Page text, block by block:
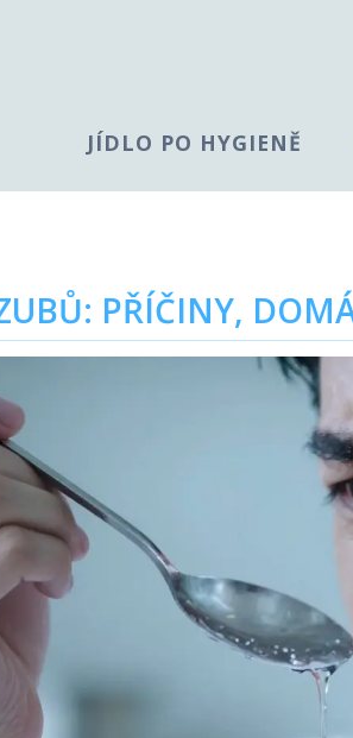
JÍDLO PO HYGIENĚ
PŘÍČINY,